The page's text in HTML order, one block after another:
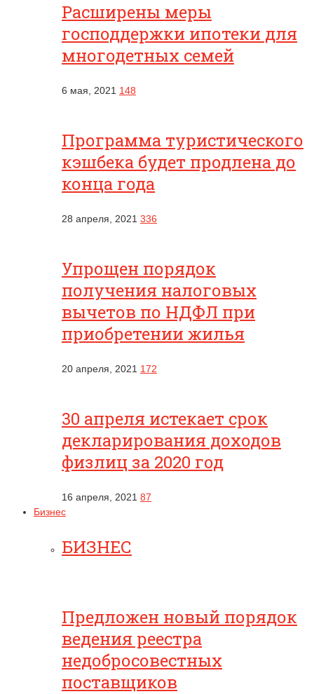
Расширены меры
господдержки ипотеки для
многодетных семей
6 мая, 2021 148
Программа туристического
кэшбека будет продлена до
конца года
28 апреля, 2021 336
Упрощен порядок
получения налоговых
вычетов по НДФЛ при
приобретении жилья
20 апреля, 2021 172
30 апреля истекает срок
декларирования доходов
физлиц за 2020 год
16 апреля, 2021 87
Бизнес
БИЗНЕС
Предложен новый порядок
ведения реестра
недобросовестных
поставщиков